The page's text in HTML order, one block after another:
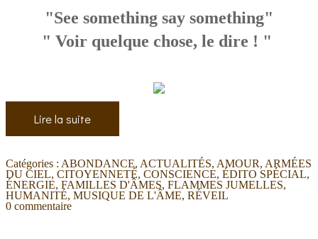
"See something say something"
" Voir quelque chose, le dire ! "
Lire la suite
Catégories : ABONDANCE, ACTUALITÉS, AMOUR, ARMÉES
DU CIEL,CITOYENNETÉ,CONSCIENCE,ÉDITO SPÉCIAL,
ÉNERGIE,FAMILLES D'ÂMES,FLAMMES JUMELLES,
HUMANITÉ,MUSIQUE DE L'ÂME,RÉVEIL
0 commentaire